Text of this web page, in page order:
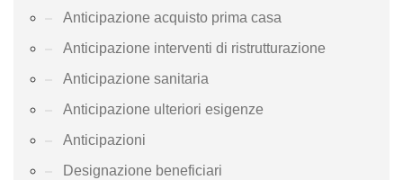
Anticipazione acquisto prima casa
Anticipazione interventi di ristrutturazione
Anticipazione sanitaria
Anticipazione ulteriori esigenze
Anticipazioni
Designazione beneficiari